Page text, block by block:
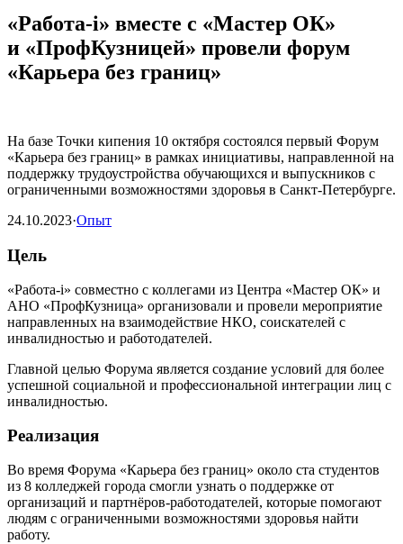
«Работа-i» вместе с «Мастер ОК»
и «ПрофКузницей» провели форум
«Карьера без границ»
На базе Точки кипения 10 октября состоялся первый Форум
«Карьера без границ» в рамках инициативы, направленной на
поддержку трудоустройства обучающихся и выпускников с
ограниченными возможностями здоровья в Санкт-Петербурге.
24.10.2023·Опыт
Цель
«Работа-i» совместно с коллегами из Центра «Мастер ОК» и
АНО «ПрофКузница» организовали и провели мероприятие
направленных на взаимодействие НКО, соискателей с
инвалидностью и работодателей.
Главной целью Форума является создание условий для более
успешной социальной и профессиональной интеграции лиц с
инвалидностью.
Реализация
Во время Форума «Карьера без границ» около ста студентов
из 8 колледжей города смогли узнать о поддержке от
организаций и партнёров-работодателей, которые помогают
людям с ограниченными возможностями здоровья найти
работу.